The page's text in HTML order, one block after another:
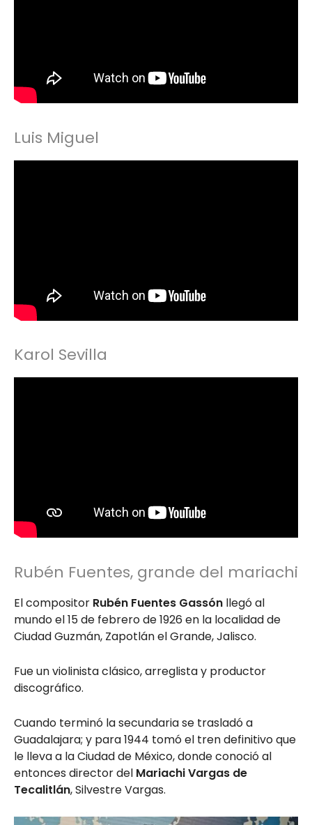
Luis Miguel
Karol Sevilla
Rubén Fuentes, grande del mariachi
El compositor Rubén Fuentes Gassón llegó al
mundo el 15 de febrero de 1926 en la localidad de
Ciudad Guzmán, Zapotlán el Grande, Jalisco.
Fue un violinista clásico, arreglista y productor
discográfico.
Cuando terminó la secundaria se trasladó a
Guadalajara; y para 1944 tomó el tren definitivo que
le lleva a la Ciudad de México, donde conoció al
entonces director del Mariachi Vargas de
Tecalitlán, Silvestre Vargas.